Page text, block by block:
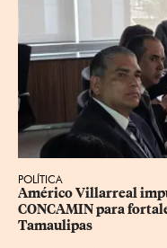
POLÍTICA
Américo Villarreal
CONCAMIN para
Tamaulipas